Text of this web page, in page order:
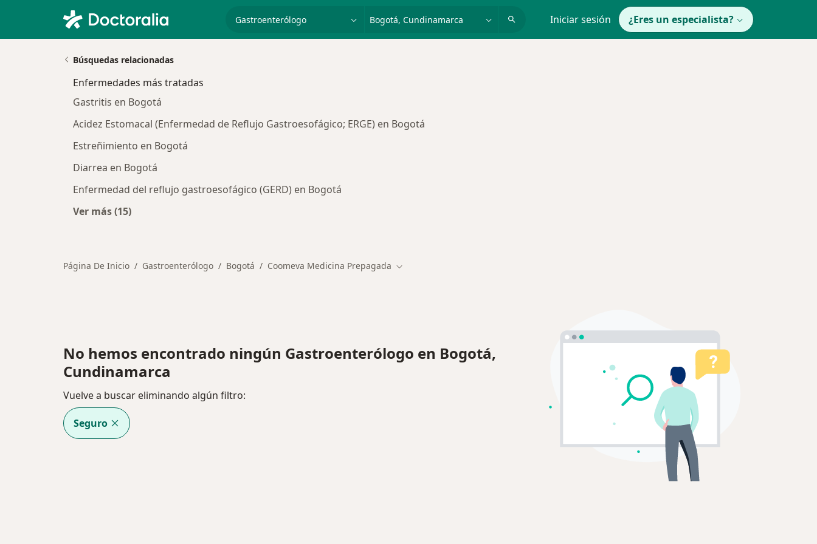
especialidad, enfermedad o nombre
p. ej. Bogotá Iniciar sesión ¿Eres un especialista?
Búsquedas relacionadas
Enfermedades más tratadas
Gastritis en Bogotá
Acidez Estomacal (Enfermedad de Reflujo Gastroesofágico; ERGE) en Bogotá
Estreñimiento en Bogotá
Diarrea en Bogotá
Enfermedad del reflujo gastroesofágico (GERD) en Bogotá
Ver más (15)
Página De Inicio Gastroenterólogo Bogotá Coomeva Medicina Prepagada Cambiar de ciudad
No hemos encontrado ningún Gastroenterólogo en Bogotá,
Cundinamarca
Vuelve a buscar eliminando algún filtro:
Seguro